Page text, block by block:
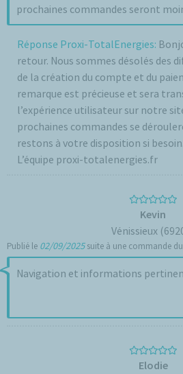
prochaines commandes seront
Réponse Proxi-TotalEnergies:
retour. Nous sommes désolés des
de la création du compte et du
remarque est précieuse et sera
l’expérience utilisateur sur notre
prochaines commandes se
restons à votre disposition si
L’équipe proxi-totalenergies.fr
Kevin
Vénissieux
Publié le 02/09/2025suite à une commande du
Navigation et informations
Elodie